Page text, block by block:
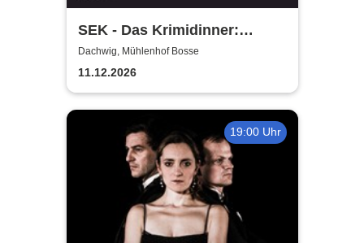
SEK - Das Krimidinner:
Silencio - Morde geschehen
nicht immer leise
Dachwig, Mühlenhof Bosse
11.12.2026
19:00 Uhr